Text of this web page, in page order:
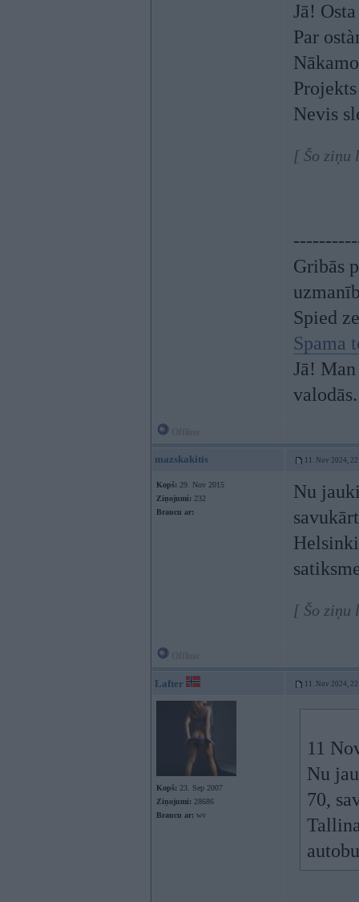
Jā!
Par
Nevis
[ Šo ziņu
Gribās
Spied
Spama
Jā!
valodās.
mazskakitis 11. Nov 2024,
Kopš: 29. Nov 2015
Ziņojumi: 232
Braucu ar:
Nu
[ Šo ziņu
Lafter 11. Nov 2024,
Kopš: 23. Sep 2007
Ziņojumi: 28686
Braucu ar: wv
11
Nu
70,